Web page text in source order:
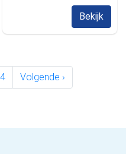
Bekijk
4 Volgende ›